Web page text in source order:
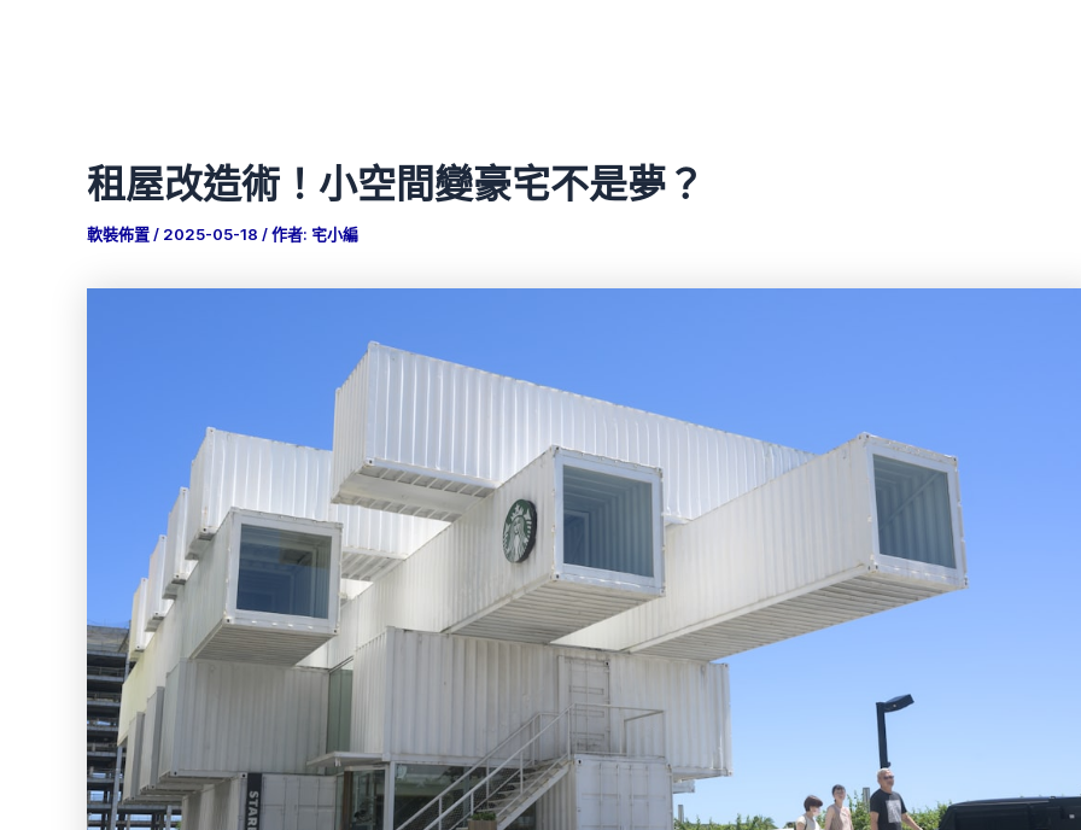
租屋改造術！小空間變豪宅不是夢？
軟裝佈置/ 2025-05-18 / 作者: 宅小編